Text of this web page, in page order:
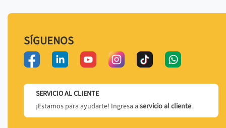
SÍGUENOS
SERVICIO AL CLIENTE
¡Estamos para ayudarte! Ingresa a servicio al cliente.